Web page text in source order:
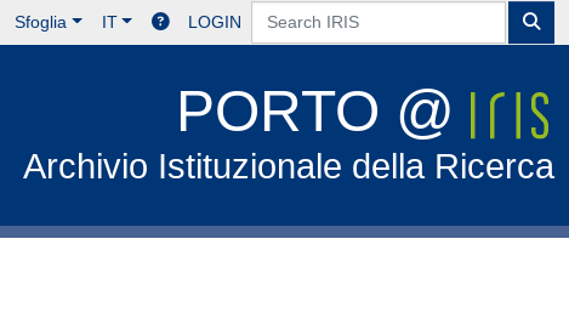
Sfoglia IT LOGIN
PORTO @
Archivio Istituzionale della Ricerca